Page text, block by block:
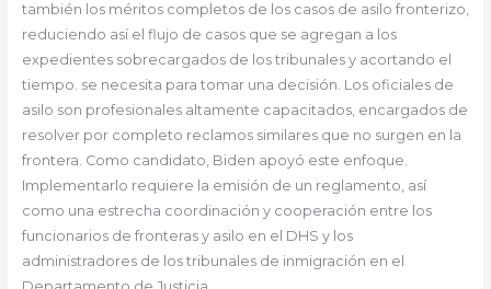
también los méritos completos de los casos de asilo fronterizo,
reduciendo así el flujo de casos que se agregan a los
expedientes sobrecargados de los tribunales y acortando el
tiempo. se necesita para tomar una decisión. Los oficiales de
asilo son profesionales altamente capacitados, encargados de
resolver por completo reclamos similares que no surgen en la
frontera. Como candidato, Biden apoyó este enfoque.
Implementarlo requiere la emisión de un reglamento, así
como una estrecha coordinación y cooperación entre los
funcionarios de fronteras y asilo en el DHS y los
administradores de los tribunales de inmigración en el